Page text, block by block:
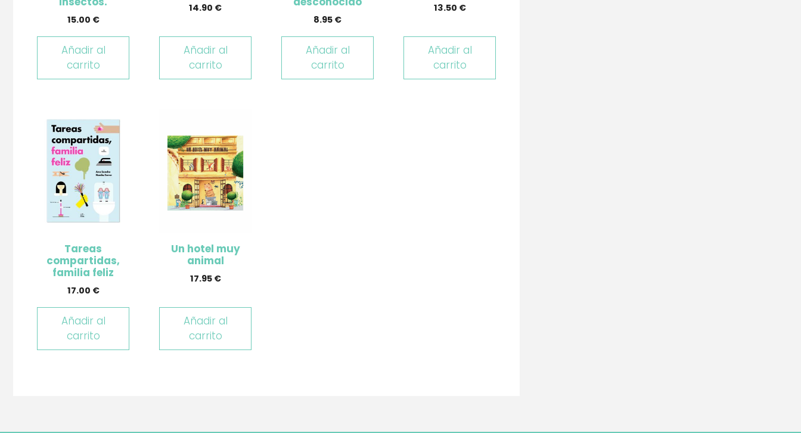
15.00 €
Añadir al
carrito
14.90 €
Añadir al
carrito
8.95 €
Añadir al
carrito
13.50 €
Añadir al
carrito
Tareas
compartidas,
familia feliz
17.00 €
Añadir al
carrito
Un hotel muy
animal
17.95 €
Añadir al
carrito